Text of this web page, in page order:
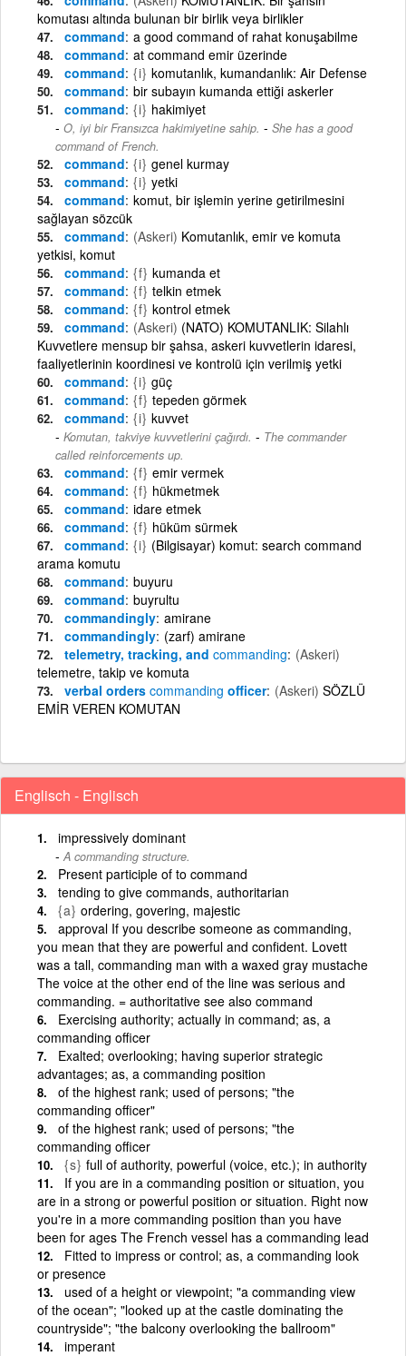
komutası altında bulunan bir birlik veya birlikler
command a good command of rahat konuşabilme
command at command emir üzerinde
command {i} komutanlık, kumandanlık: Air Defense
command bir subayın kumanda ettiği askerler
command {i} hakimiyet
O, iyi bir Fransızca hakimiyetine sahip. - She has a good
command of French.
command {i} genel kurmay
command {i} yetki
command komut, bir işlemin yerine getirilmesini
sağlayan sözcük
command (Askeri) Komutanlık, emir ve komuta
yetkisi, komut
command {f} kumanda et
command {f} telkin etmek
command {f} kontrol etmek
command (Askeri) (NATO) KOMUTANLIK: Silahlı
Kuvvetlere mensup bir şahsa, askeri kuvvetlerin idaresi,
faaliyetlerinin koordinesi ve kontrolü için verilmiş yetki
command {i} güç
command {f} tepeden görmek
command {i} kuvvet
Komutan, takviye kuvvetlerini çağırdı. - The commander
called reinforcements up.
command {f} emir vermek
command {f} hükmetmek
command idare etmek
command {f} hüküm sürmek
command {i} (Bilgisayar) komut: search command
arama komutu
command buyuru
command buyrultu
commandingly amirane
commandingly (zarf) amirane
telemetry, tracking, and commanding (Askeri)
telemetre, takip ve komuta
verbal orders commanding officer (Askeri) SÖZLÜ
EMİR VEREN KOMUTAN
Englisch - Englisch
impressively dominant
A commanding structure.
Present participle of to command
tending to give commands, authoritarian
{a} ordering, govering, majestic
approval If you describe someone as commanding,
you mean that they are powerful and confident. Lovett
was a tall, commanding man with a waxed gray mustache
The voice at the other end of the line was serious and
commanding. = authoritative see also command
Exercising authority; actually in command; as, a
commanding officer
Exalted; overlooking; having superior strategic
advantages; as, a commanding position
of the highest rank; used of persons; "the
commanding officer"
of the highest rank; used of persons; "the
commanding officer
{s} full of authority, powerful (voice, etc.); in authority
If you are in a commanding position or situation, you
are in a strong or powerful position or situation. Right now
you're in a more commanding position than you have
been for ages The French vessel has a commanding lead
Fitted to impress or control; as, a commanding look
or presence
used of a height or viewpoint; "a commanding view
of the ocean"; "looked up at the castle dominating the
countryside"; "the balcony overlooking the ballroom"
imperant